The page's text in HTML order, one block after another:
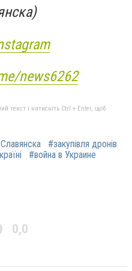
news6262
текст і натисніть Ctrl + Enter, щоб
#закупівля дронів
#война в Украине
0,0